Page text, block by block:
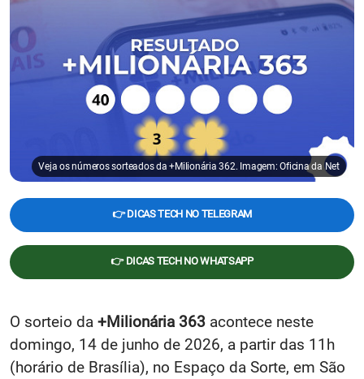
Veja os números sorteados da +Milionária 362. Imagem: Oficina da Net
👉 DICAS TECH NO TELEGRAM
👉 DICAS TECH NO WHATSAPP
O sorteio da +Milionária 363 acontece neste
domingo, 14 de junho de 2026, a partir das 11h
(horário de Brasília), no Espaço da Sorte, em São